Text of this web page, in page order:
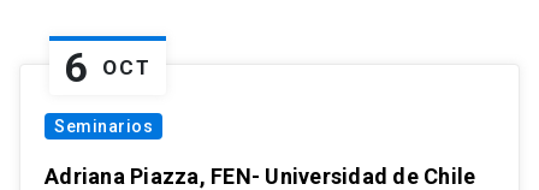
6 OCT
Seminarios
Adriana Piazza, FEN- Universidad de Chile